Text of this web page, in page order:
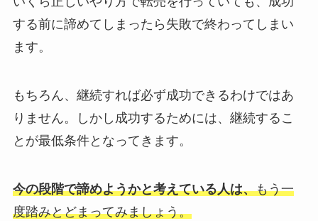
する前に諦めてしまったら失敗で終わってしまい
ます。
もちろん、継続すれば必ず成功できるわけではあ
りません。しかし成功するためには、継続するこ
とが最低条件となってきます。
今の段階で諦めようかと考えている人は、もう一
度踏みとどまってみましょう。